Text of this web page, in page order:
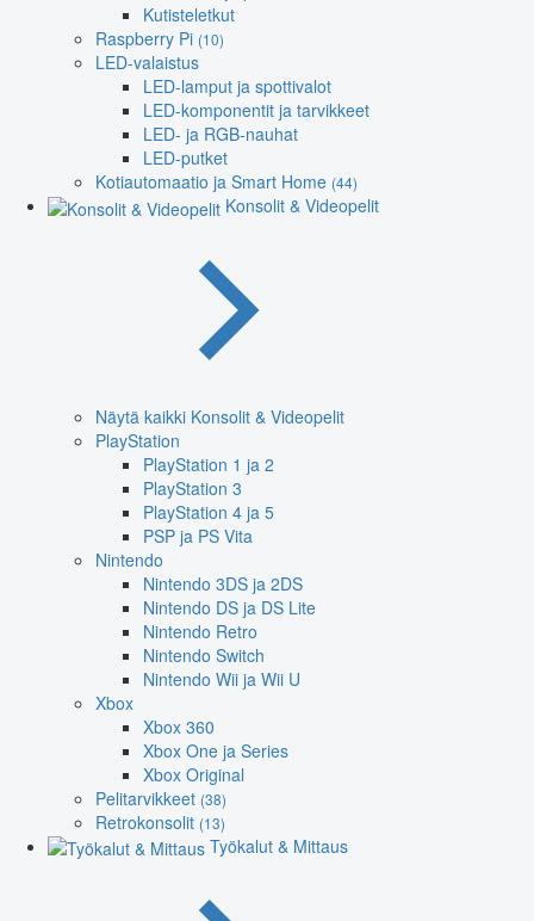
Kutisteletkut
Raspberry Pi (10)
LED-valaistus
LED-lamput ja spottivalot
LED-komponentit ja tarvikkeet
LED- ja RGB-nauhat
LED-putket
Kotiautomaatio ja Smart Home (44)
Konsolit & Videopelit
Näytä kaikki Konsolit & Videopelit
PlayStation
PlayStation 1 ja 2
PlayStation 3
PlayStation 4 ja 5
PSP ja PS Vita
Nintendo
Nintendo 3DS ja 2DS
Nintendo DS ja DS Lite
Nintendo Retro
Nintendo Switch
Nintendo Wii ja Wii U
Xbox
Xbox 360
Xbox One ja Series
Xbox Original
Pelitarvikkeet (38)
Retrokonsolit (13)
Työkalut & Mittaus